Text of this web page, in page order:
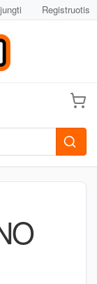
Registruotis